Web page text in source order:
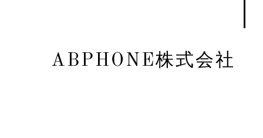
ABPHONE株式会社